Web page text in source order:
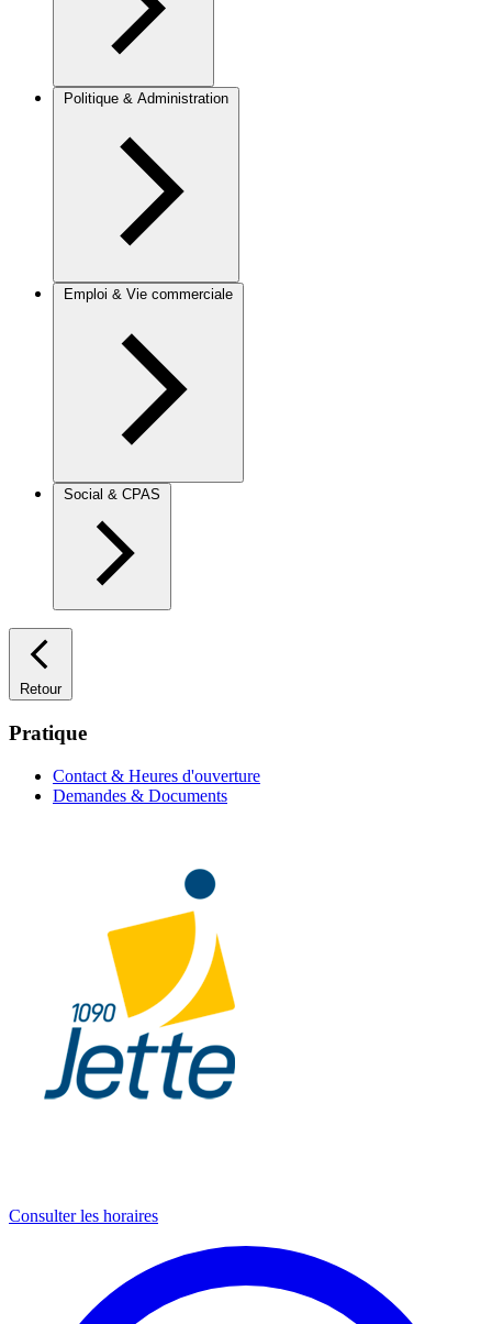
Politique & Administration
Emploi & Vie commerciale
Social & CPAS
Retour
Pratique
Contact & Heures d'ouverture
Demandes & Documents
Consulter les horaires